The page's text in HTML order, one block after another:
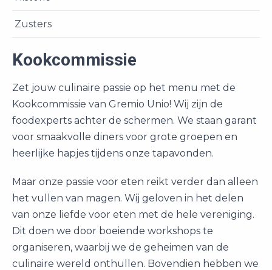
Zusters
Kookcommissie
Zet jouw culinaire passie op het menu met de
Kookcommissie van Gremio Unio! Wij zijn de
foodexperts achter de schermen. We staan garant
voor smaakvolle diners voor grote groepen en
heerlijke hapjes tijdens onze tapavonden.
Maar onze passie voor eten reikt verder dan alleen
het vullen van magen. Wij geloven in het delen
van onze liefde voor eten met de hele vereniging.
Dit doen we door boeiende workshops te
organiseren, waarbij we de geheimen van de
culinaire wereld onthullen. Bovendien hebben we